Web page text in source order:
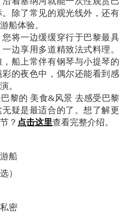
除了常见的观光线外，还有
船体验。
将一边缓缓穿行于巴黎最具
边享用多道精致法式料理。
船上常伴有钢琴与小提琴的
的夜色中，偶尔还能看到感
。
黎的 美食&风景 去感受巴黎
疑是最适合的了。想了解更
？ 点击这里查看完整介绍。
船
）
私密